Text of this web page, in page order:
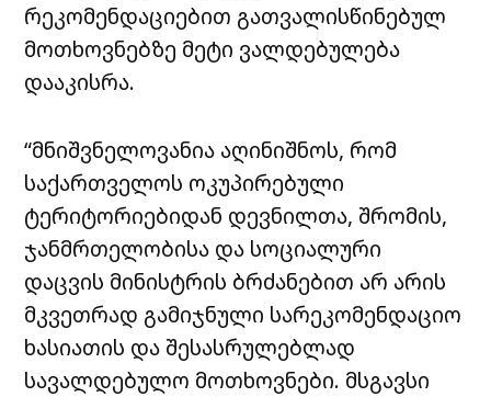
რეკომენდაციებით გათვალისწინებულ
მოთხოვნებზე მეტი ვალდებულება
დააკისრა.
“მნიშვნელოვანია აღინიშნოს, რომ
საქართველოს ოკუპირებული
ტერიტორიებიდან დევნილთა, შრომის,
ჯანმრთელობისა და სოციალური
დაცვის მინისტრის ბრძანებით არ არის
მკვეთრად გამიჯნული სარეკომენდაციო
ხასიათის და შესასრულებლად
სავალდებულო მოთხოვნები. მსგავსი